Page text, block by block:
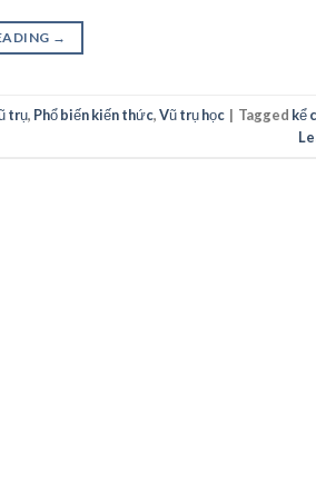
→
trụ, Phổ biến kiến thức,Vũ trụ học | Tagged kể